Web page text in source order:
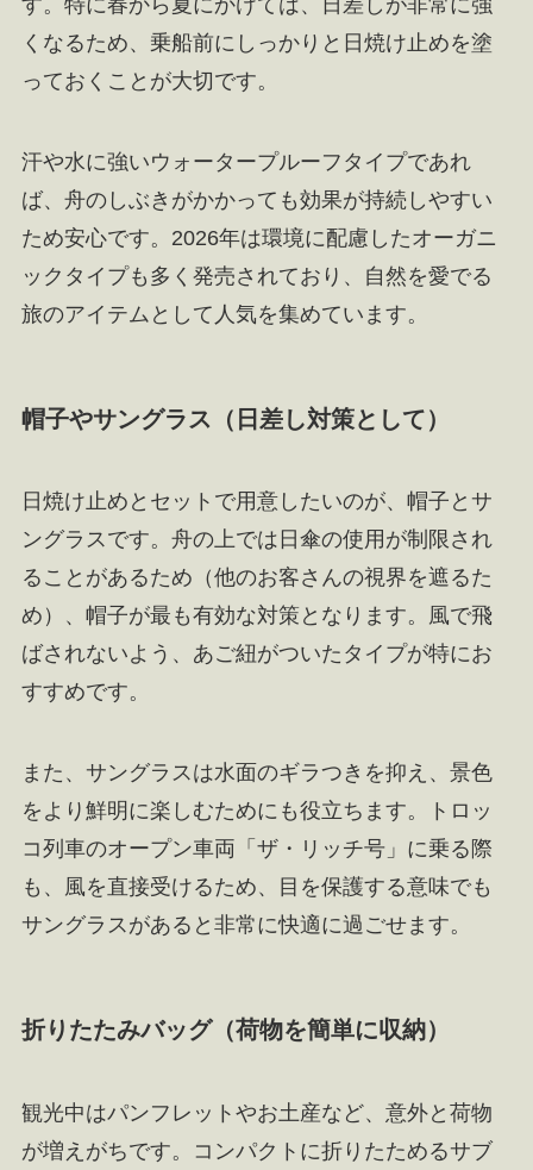
くなるため、乗船前にしっかりと日焼け止めを塗
っておくことが大切です。
汗や水に強いウォータープルーフタイプであれ
ば、舟のしぶきがかかっても効果が持続しやすい
ため安心です。2026年は環境に配慮したオーガニ
ックタイプも多く発売されており、自然を愛でる
旅のアイテムとして人気を集めています。
帽子やサングラス（日差し対策として）
日焼け止めとセットで用意したいのが、帽子とサ
ングラスです。舟の上では日傘の使用が制限され
ることがあるため（他のお客さんの視界を遮るた
め）、帽子が最も有効な対策となります。風で飛
ばされないよう、あご紐がついたタイプが特にお
すすめです。
また、サングラスは水面のギラつきを抑え、景色
をより鮮明に楽しむためにも役立ちます。トロッ
コ列車のオープン車両「ザ・リッチ号」に乗る際
も、風を直接受けるため、目を保護する意味でも
サングラスがあると非常に快適に過ごせます。
折りたたみバッグ（荷物を簡単に収納）
観光中はパンフレットやお土産など、意外と荷物
が増えがちです。コンパクトに折りたためるサブ